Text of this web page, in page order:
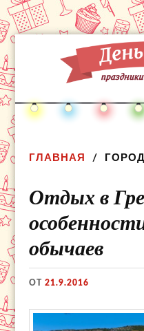
ГЛАВНАЯ
Отдых в
обычаев
ОТ21.9.2016